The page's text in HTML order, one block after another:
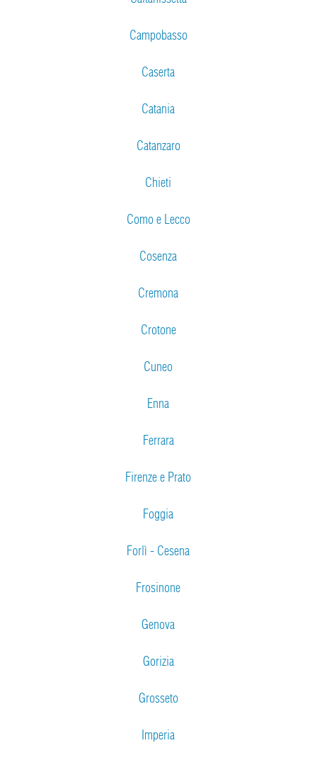
Campobasso
Caserta
Catania
Catanzaro
Chieti
Como e Lecco
Cosenza
Cremona
Crotone
Cuneo
Enna
Ferrara
Firenze e Prato
Foggia
Forlì - Cesena
Frosinone
Genova
Gorizia
Grosseto
Imperia